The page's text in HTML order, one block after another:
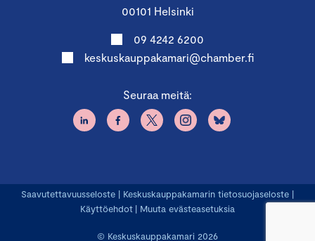
00101 Helsinki
09 4242 6200
keskuskauppakamari@chamber.fi
Seuraa meitä:
© Keskuskauppakamari 2026
Saavutettavuusseloste | Keskuskauppakamarin tietosuojaseloste |
Käyttöehdot | Muuta evästeasetuksia